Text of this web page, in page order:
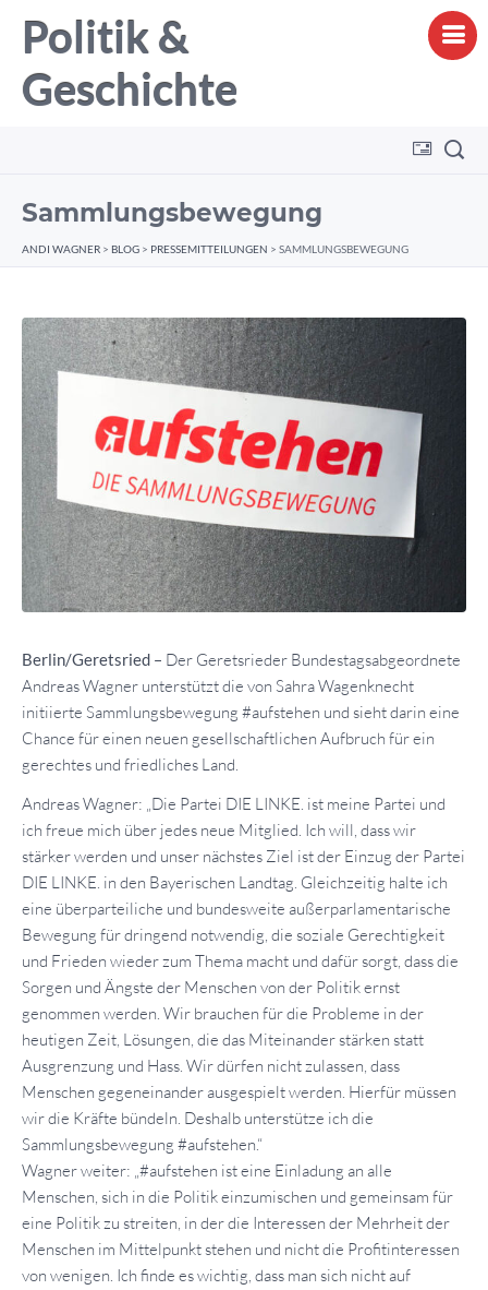
Politik &
Geschichte
Sammlungsbewegung
ANDI WAGNER > BLOG > PRESSEMITTEILUNGEN > SAMMLUNGSBEWEGUNG
Berlin/Geretsried – Der Geretsrieder Bundestagsabgeordnete
Andreas Wagner unterstützt die von Sahra Wagenknecht
initiierte Sammlungsbewegung #aufstehen und sieht darin eine
Chance für einen neuen gesellschaftlichen Aufbruch für ein
gerechtes und friedliches Land.
Andreas Wagner: „Die Partei DIE LINKE. ist meine Partei und
ich freue mich über jedes neue Mitglied. Ich will, dass wir
stärker werden und unser nächstes Ziel ist der Einzug der Partei
DIE LINKE. in den Bayerischen Landtag. Gleichzeitig halte ich
eine überparteiliche und bundesweite außerparlamentarische
Bewegung für dringend notwendig, die soziale Gerechtigkeit
und Frieden wieder zum Thema macht und dafür sorgt, dass die
Sorgen und Ängste der Menschen von der Politik ernst
genommen werden. Wir brauchen für die Probleme in der
heutigen Zeit, Lösungen, die das Miteinander stärken statt
Ausgrenzung und Hass. Wir dürfen nicht zulassen, dass
Menschen gegeneinander ausgespielt werden. Hierfür müssen
wir die Kräfte bündeln. Deshalb unterstütze ich die
Sammlungsbewegung #aufstehen.“
Wagner weiter: „#aufstehen ist eine Einladung an alle
Menschen, sich in die Politik einzumischen und gemeinsam für
eine Politik zu streiten, in der die Interessen der Mehrheit der
Menschen im Mittelpunkt stehen und nicht die Profitinteressen
von wenigen. Ich finde es wichtig, dass man sich nicht auf